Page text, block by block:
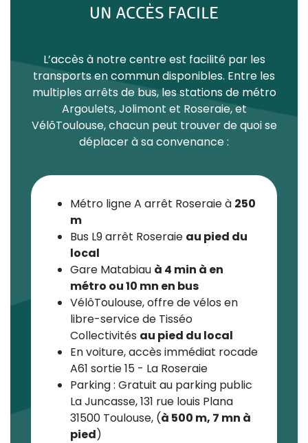
UN ACCÈS FACILE
L’accès à notre centre est facilité par les
transports en commun disponibles. Entre les
multiples arrêts de bus, les stations de métro
Argoulets, Jolimont et Roseraie, et
VélôToulouse, chacun peut trouver de quoi se
déplacer à sa convenance :
Métro ligne A arrêt Roseraie à 250
m
Bus L9 arrêt Roseraie au pied du
local
Gare Matabiau à 4 min à en
métro ou 10 mn en bus
VélôToulouse, offre de vélos en
libre-service de Tisséo
Collectivités au pied du local
En voiture, accès immédiat rocade
A61 sortie 15 - La Roseraie
Parking : Gratuit au parking public
La Juncasse, 131 rue louis Plana
31500 Toulouse, (à 500 m, 7 mn à
pied)